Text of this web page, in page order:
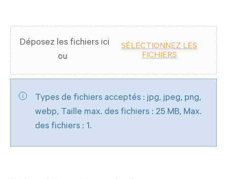
Photo
du
défunt
Déposez les fichiers ici
ou
SÉLECTIONNEZ LES
FICHIERS
Types de fichiers acceptés : jpg, jpeg, png,
webp, Taille max. des fichiers : 25 MB, Max.
des fichiers : 1.